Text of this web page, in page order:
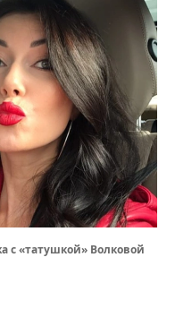
с «татушкой» Волковой